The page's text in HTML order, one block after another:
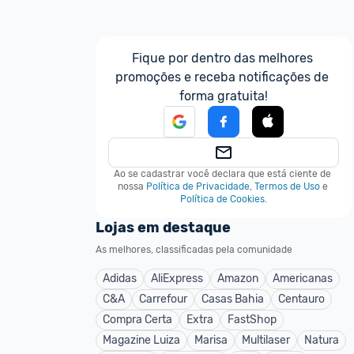
Fique por dentro das melhores
promoções e receba notificações de
forma gratuita!
Ao se cadastrar você declara que está ciente de
nossa Política de Privacidade, Termos de Uso e
Política de Cookies.
Lojas em destaque
As melhores, classificadas pela comunidade
Adidas AliExpress Amazon
Americanas
C&A
Carrefour Casas Bahia
Centauro
Compra Certa
Extra
FastShop
Magazine Luiza
Marisa Multilaser
Natura